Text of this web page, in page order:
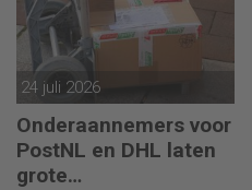
24 juli 2026
Onderaannemers voor
PostNL en DHL laten
grote